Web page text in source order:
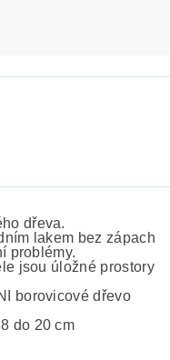
dřeva.
lakem bez
problémy.
jsou úložné prostory
borovicové dřevo
do 20 cm